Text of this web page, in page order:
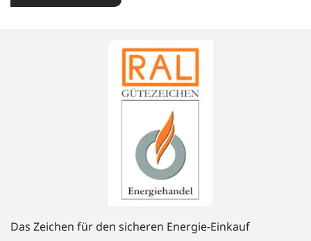
Das Zeichen für den sicheren Energie-Einkauf